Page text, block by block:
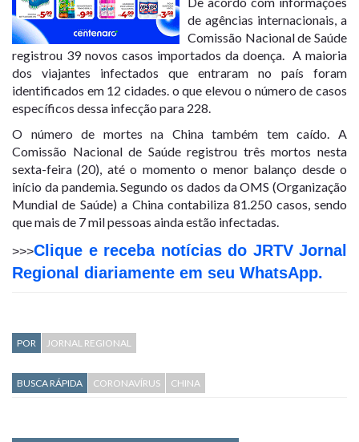
de agências internacionais, a
Comissão Nacional de Saúde
registrou 39 novos casos importados da doença. A maioria
dos viajantes infectados que entraram no país foram
identificados em 12 cidades. o que elevou o número de casos
específicos dessa infecção para 228.
O número de mortes na China também tem caído. A
Comissão Nacional de Saúde registrou três mortos nesta
sexta-feira (20), até o momento o menor balanço desde o
início da pandemia. Segundo os dados da OMS (Organização
Mundial de Saúde) a China contabiliza 81.250 casos, sendo
que mais de 7 mil pessoas ainda estão infectadas.
>>>Clique e receba notícias do JRTV Jornal
Regional diariamente em seu WhatsApp.
POR JORNAL REGIONAL
BUSCA RÁPIDA CORONAVÍRUS CHINA